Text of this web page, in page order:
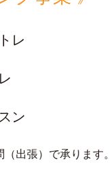
レ
ン
出張）で承ります。